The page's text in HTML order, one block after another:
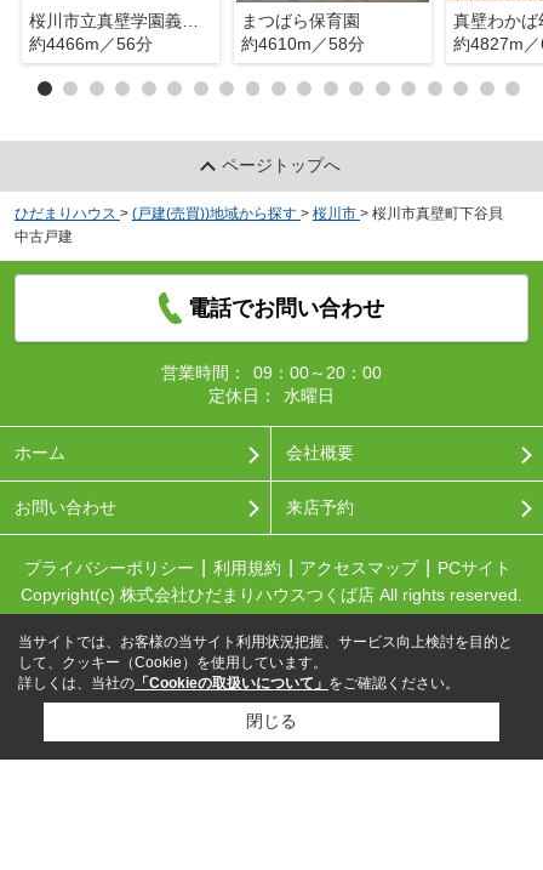
桜川市立真壁学園義務教育学校
約4466m／56分
まつばら保育園
約4610m／58分
真壁わかば
約4827m
ページトップへ
ひだまりハウス > (戸建(売買))地域から探す > 桜川市 > 桜川市真壁町下谷貝
中古戸建
電話でお問い合わせ
営業時間：
09：00～20：00
定休日：
水曜日
ホーム 会社概要
お問い合わせ 来店予約
プライバシーポリシー 利用規約 アクセスマップ
PCサイト
Copyright(c) 株式会社ひだまりハウスつくば店 All rights reserved.
当サイトでは、お客様の当サイト利用状況把握、サービス向上検討を目的と
して、クッキー（Cookie）を使用しています。
詳しくは、当社の 「Cookieの取扱いについて」 をご確認ください。
閉じる